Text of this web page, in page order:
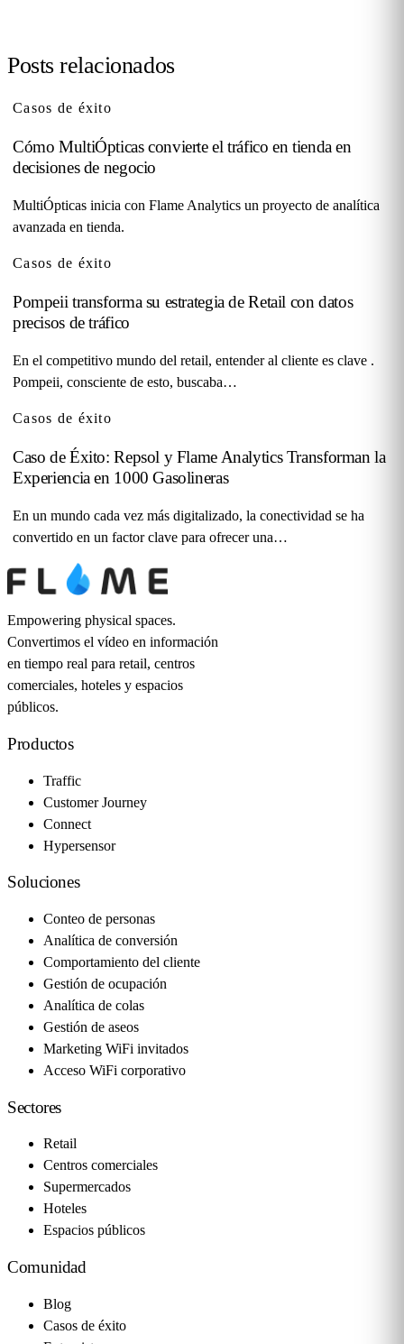
Posts relacionados
Casos de éxito
Cómo MultiÓpticas convierte el tráfico en tienda en
decisiones de negocio
MultiÓpticas inicia con Flame Analytics un proyecto de analítica
avanzada en tienda.
Casos de éxito
Pompeii transforma su estrategia de Retail con datos
precisos de tráfico
En el competitivo mundo del retail, entender al cliente es clave .
Pompeii, consciente de esto, buscaba…
Casos de éxito
Caso de Éxito: Repsol y Flame Analytics Transforman la
Experiencia en 1000 Gasolineras
En un mundo cada vez más digitalizado, la conectividad se ha
convertido en un factor clave para ofrecer una…
Empowering physical spaces.
Convertimos el vídeo en información
en tiempo real para retail, centros
comerciales, hoteles y espacios
públicos.
Productos
Traffic
Customer Journey
Connect
Hypersensor
Soluciones
Conteo de personas
Analítica de conversión
Comportamiento del cliente
Gestión de ocupación
Analítica de colas
Gestión de aseos
Marketing WiFi invitados
Acceso WiFi corporativo
Sectores
Retail
Centros comerciales
Supermercados
Hoteles
Espacios públicos
Comunidad
Blog
Casos de éxito